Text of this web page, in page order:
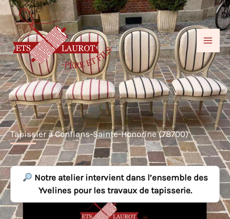
Aller
au
contenu
Tapissier à Conflans-Sainte-Honorine (78700)
Notre atelier intervient dans l’ensemble des
Yvelines pour les travaux de tapisserie.